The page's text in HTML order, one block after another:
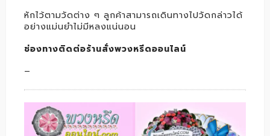
หักไว้ตามวัดต่าง ๆ ลูกค้าสามารถเดินทางไปวัดกล่าวได้
อย่างแม่นยำไม่มีหลงแน่นอน
ช่องทางติดต่อร้านสั่งพวงหรีดออนไลน์
–